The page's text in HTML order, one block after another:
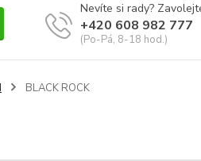
Nevíte si rady?
+420 608 982 777
(Po-Pá, 8-18 hod.)
BLACK ROCK